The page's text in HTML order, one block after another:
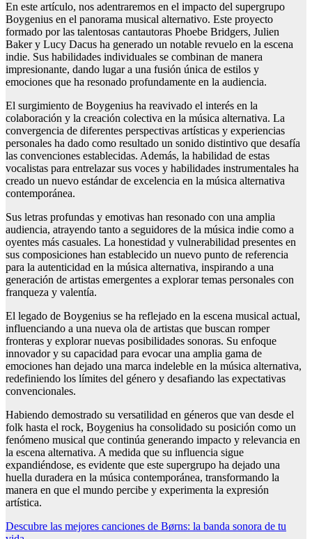
En este artículo, nos adentraremos en el impacto del supergrupo
Boygenius en el panorama musical alternativo. Este proyecto
formado por las talentosas cantautoras Phoebe Bridgers, Julien
Baker y Lucy Dacus ha generado un notable revuelo en la escena
indie. Sus habilidades individuales se combinan de manera
impresionante, dando lugar a una fusión única de estilos y
emociones que ha resonado profundamente en la audiencia.
El surgimiento de Boygenius ha reavivado el interés en la
colaboración y la creación colectiva en la música alternativa. La
convergencia de diferentes perspectivas artísticas y experiencias
personales ha dado como resultado un sonido distintivo que desafía
las convenciones establecidas. Además, la habilidad de estas
vocalistas para entrelazar sus voces y habilidades instrumentales ha
creado un nuevo estándar de excelencia en la música alternativa
contemporánea.
Sus letras profundas y emotivas han resonado con una amplia
audiencia, atrayendo tanto a seguidores de la música indie como a
oyentes más casuales. La honestidad y vulnerabilidad presentes en
sus composiciones han establecido un nuevo punto de referencia
para la autenticidad en la música alternativa, inspirando a una
generación de artistas emergentes a explorar temas personales con
franqueza y valentía.
El legado de Boygenius se ha reflejado en la escena musical actual,
influenciando a una nueva ola de artistas que buscan romper
fronteras y explorar nuevas posibilidades sonoras. Su enfoque
innovador y su capacidad para evocar una amplia gama de
emociones han dejado una marca indeleble en la música alternativa,
redefiniendo los límites del género y desafiando las expectativas
convencionales.
Habiendo demostrado su versatilidad en géneros que van desde el
folk hasta el rock, Boygenius ha consolidado su posición como un
fenómeno musical que continúa generando impacto y relevancia en
la escena alternativa. A medida que su influencia sigue
expandiéndose, es evidente que este supergrupo ha dejado una
huella duradera en la música contemporánea, transformando la
manera en que el mundo percibe y experimenta la expresión
artística.
Navegación
Descubre las mejores canciones de Børns: la banda sonora de tu